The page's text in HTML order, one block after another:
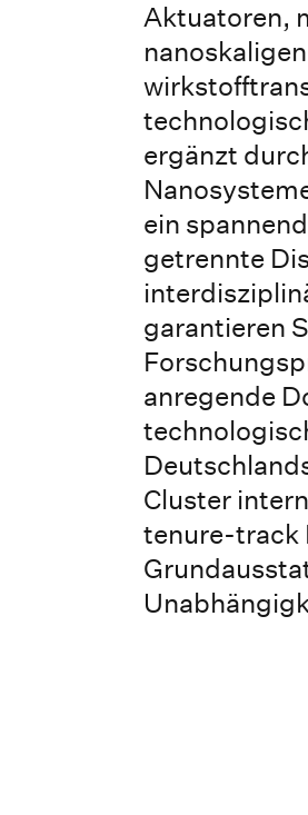
Aktuatoren,
ergänzt
ein
getrennte
garantieren
anregende
Cluster
tenure-track